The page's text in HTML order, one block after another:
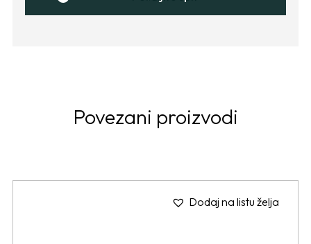
Povezani proizvodi
Dodaj na listu želja